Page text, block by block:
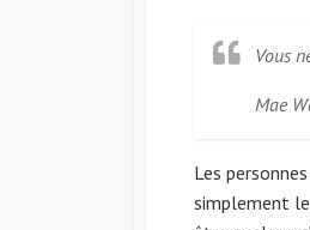
Vous
Mae
Les
simplement